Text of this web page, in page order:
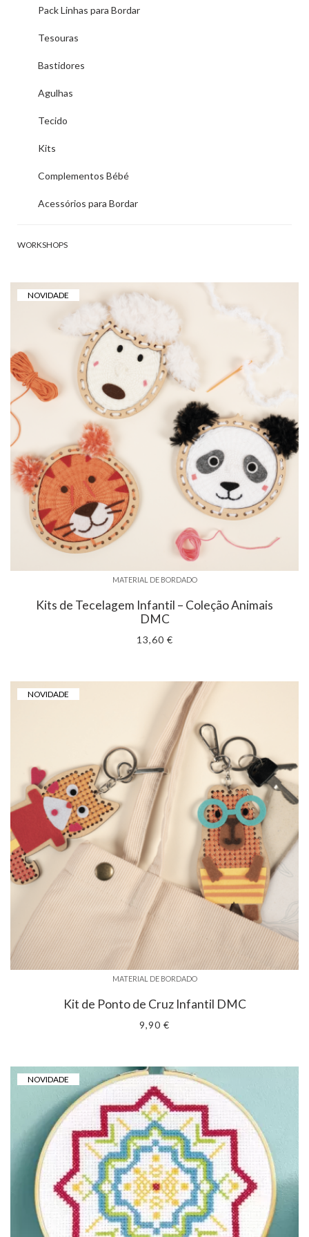
Pack Linhas para Bordar
Tesouras
Bastidores
Agulhas
Tecido
Kits
Complementos Bébé
Acessórios para Bordar
WORKSHOPS
NOVIDADE
MATERIAL DE BORDADO
Kits de Tecelagem Infantil – Coleção Animais
DMC
13,60 €
NOVIDADE
MATERIAL DE BORDADO
Kit de Ponto de Cruz Infantil DMC
9,90 €
NOVIDADE